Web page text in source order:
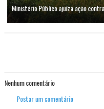
Ministério Público ajuíza ação
Nenhum comentário
Postar um comentário